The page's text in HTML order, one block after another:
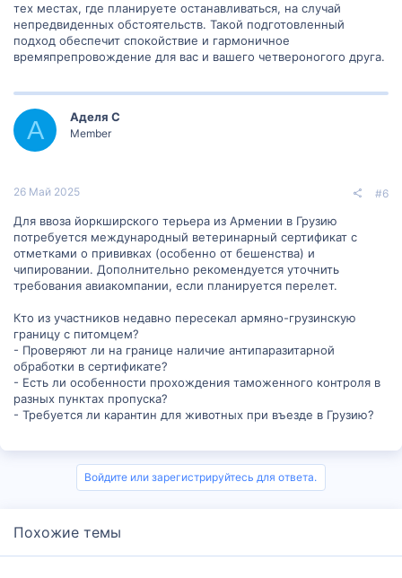
тех местах, где планируете останавливаться, на случай
непредвиденных обстоятельств. Такой подготовленный
подход обеспечит спокойствие и гармоничное
времяпрепровождение для вас и вашего четвероногого друга.
А Аделя С
Member
26 Май 2025 #6
Для ввоза йоркширского терьера из Армении в Грузию
потребуется международный ветеринарный сертификат с
отметками о прививках (особенно от бешенства) и
чипировании. Дополнительно рекомендуется уточнить
требования авиакомпании, если планируется перелет.
Кто из участников недавно пересекал армяно-грузинскую
границу с питомцем?
- Проверяют ли на границе наличие антипаразитарной
обработки в сертификате?
- Есть ли особенности прохождения таможенного контроля в
разных пунктах пропуска?
- Требуется ли карантин для животных при въезде в Грузию?
Войдите или зарегистрируйтесь для ответа.
Похожие темы